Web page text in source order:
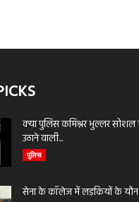
क्या पुलिस कमिश्नर भुल्लर सोशल
उठाने वाली...
पुलिस
सेना के कॉलेज में लड़कियों के